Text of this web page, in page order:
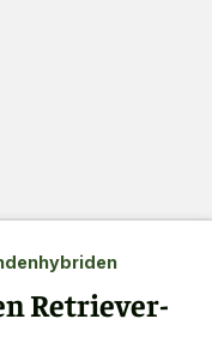
Retriever-